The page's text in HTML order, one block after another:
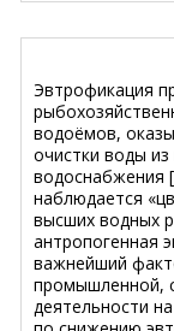
Эвтрофикация
водоёмов,
очистки воды
водоснабжения
наблюдается
высших водных
антропогенная
важнейший
промышленной,
деятельности